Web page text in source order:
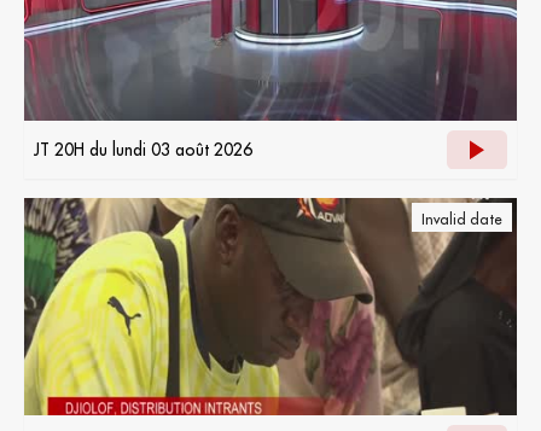
JT 20H du lundi 03 août 2026
Invalid date